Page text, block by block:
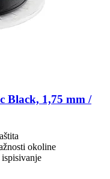
Black, 1,75 mm /
okoline